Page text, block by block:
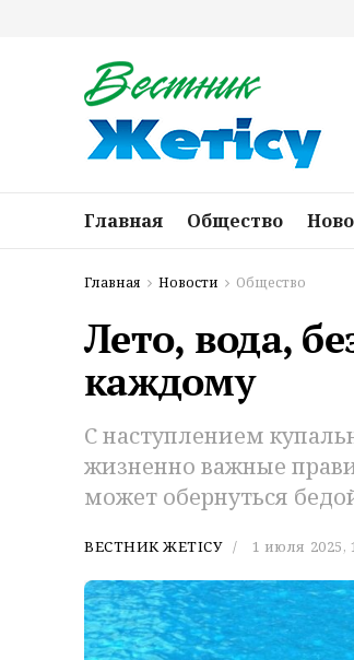
Главная Общество
Главная Новости Общество
Лето, вода,
каждому
С наступлением
жизненно важные
может обернуться
ВЕСТНИК ЖЕТІСУ 1 июля 2025,